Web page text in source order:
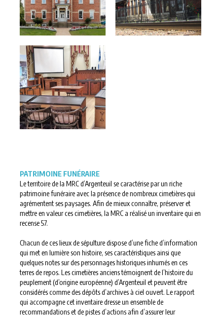
PATRIMOINE FUNÉRAIRE
Le territoire de la MRC d’Argenteuil se caractérise par un riche
patrimoine funéraire avec la présence de nombreux cimetières qui
agrémentent ses paysages. Afin de mieux connaître, préserver et
mettre en valeur ces cimetières, la MRC a réalisé un inventaire qui en
recense 57.
Chacun de ces lieux de sépulture dispose d’une fiche d’information
qui met en lumière son histoire, ses caractéristiques ainsi que
quelques notes sur des personnages historiques inhumés en ces
terres de repos. Les cimetières anciens témoignent de l’histoire du
peuplement (d’origine européenne) d’Argenteuil et peuvent être
considérés comme des dépôts d’archives à ciel ouvert. Le rapport
qui accompagne cet inventaire dresse un ensemble de
recommandations et de pistes d’actions afin d’assurer leur